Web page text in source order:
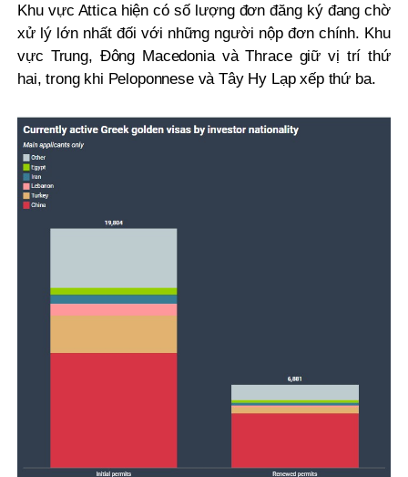
Khu vực Attica hiện có số lượng đơn đăng ký đang chờ
xử lý lớn nhất đối với những người nộp đơn chính. Khu
vực Trung, Đông Macedonia và Thrace giữ vị trí thứ
hai, trong khi Peloponnese và Tây Hy Lạp xếp thứ ba.